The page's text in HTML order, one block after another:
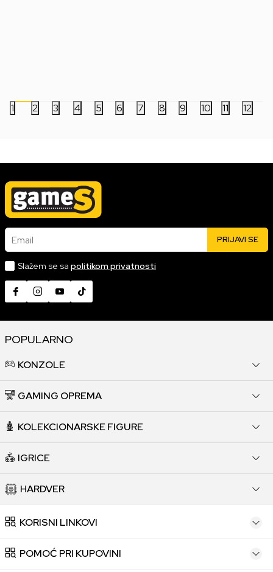
1 2 3 4 5 6 7 8 9 10 11 12
Email PRIJAVI SE
Slažem se sa politikom privatnosti
POPULARNO
KONZOLE
GAMING OPREMA
KOLEKCIONARSKE FIGURE
IGRICE
HARDVER
KORISNI LINKOVI
POMOĆ PRI KUPOVINI